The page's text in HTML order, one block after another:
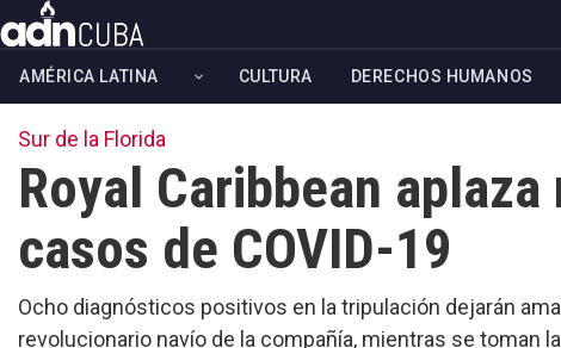
Skip
to
main
AMÉRICA LATINA CULTURA DERECHOS HUMANOS
Sur de la Florida
Royal Caribbean
casos de COVID-19
Ocho diagnósticos positivos en la tripulación dejarán
revolucionario navío de la compañía, mientras se toman